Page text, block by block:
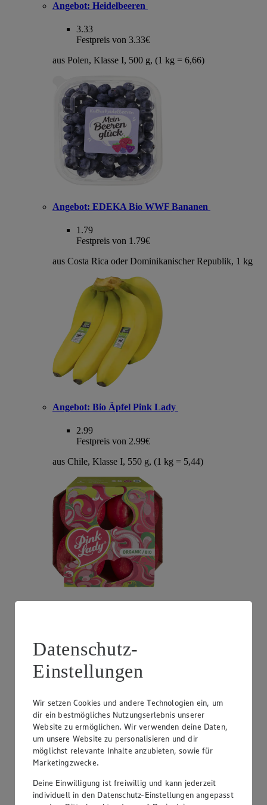
Angebot: Heidelbeeren
3.33
Festpreis von 3.33€
aus Polen, Klasse I, 500 g, (1 kg = 6,66)
Angebot: EDEKA Bio WWF Bananen
1.79
Festpreis von 1.79€
aus Costa Rica oder Dominikanischer Republik, 1 kg
Angebot: Bio Äpfel Pink Lady
2.99
Festpreis von 2.99€
aus Chile, Klasse I, 550 g, (1 kg = 5,44)
Festpreis von 3.99€
kernlos, aus Spanien oder Italien, Klasse I, 1 kg
Datenschutz-
Einstellungen
Wir setzen Cookies und andere Technologien ein, um
dir ein bestmögliches Nutzungserlebnis unserer
Website zu ermöglichen. Wir verwenden deine Daten,
um unsere Website zu personalisieren und dir
möglichst relevante Inhalte anzubieten, sowie für
Marketingzwecke.
Deine Einwilligung ist freiwillig und kann jederzeit
individuell in den Datenschutz-Einstellungen angepasst